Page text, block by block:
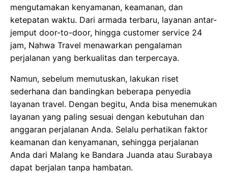
mengutamakan kenyamanan, keamanan, dan
ketepatan waktu. Dari armada terbaru, layanan antar-
jemput door-to-door, hingga customer service 24
jam, Nahwa Travel menawarkan pengalaman
perjalanan yang berkualitas dan terpercaya.
Namun, sebelum memutuskan, lakukan riset
sederhana dan bandingkan beberapa penyedia
layanan travel. Dengan begitu, Anda bisa menemukan
layanan yang paling sesuai dengan kebutuhan dan
anggaran perjalanan Anda. Selalu perhatikan faktor
keamanan dan kenyamanan, sehingga perjalanan
Anda dari Malang ke Bandara Juanda atau Surabaya
dapat berjalan tanpa hambatan.